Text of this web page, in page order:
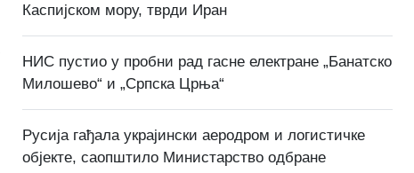
Каспијском мору, тврди Иран
НИС пустио у пробни рад гасне електране „Банатско
Милошево“ и „Српска Црња“
Русија гађала украјински аеродром и логистичке
објекте, саопштило Министарство одбране